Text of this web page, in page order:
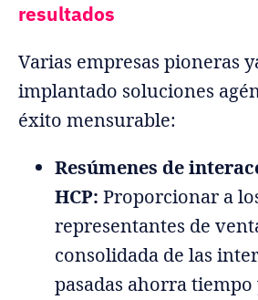
resultados
Varias empresas pioneras
implantado soluciones
éxito mensurable:
Resúmenes de
HCP: Proporcionar a
representantes de
consolidada de las
pasadas ahorra